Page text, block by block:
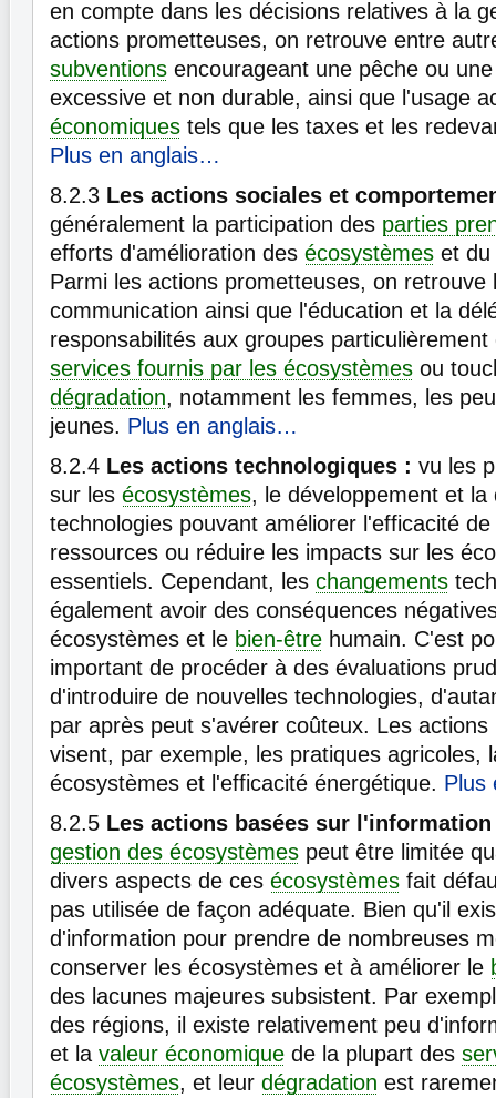
en compte dans les décisions relatives à la
actions prometteuses, on retrouve entre
subventions encourageant une pêche ou
excessive et non durable, ainsi que l'usage
économiques tels que les taxes et les
Plus en anglais…
8.2.3 Les actions sociales et
généralement la participation des parties
efforts d'amélioration des écosystèmes et du
Parmi les actions prometteuses, on retrouve
communication ainsi que l'éducation et la
responsabilités aux groupes
services fournis par les écosystèmes ou
dégradation, notamment les femmes, les
jeunes. Plus en anglais…
8.2.4 Les actions technologiques : vu les
sur les écosystèmes, le développement et la
technologies pouvant améliorer l'efficacité
ressources ou réduire les impacts sur les
essentiels. Cependant, les changements
également avoir des conséquences
écosystèmes et le bien-être humain. C'est
important de procéder à des évaluations
d'introduire de nouvelles technologies,
par après peut s'avérer coûteux. Les
visent, par exemple, les pratiques agricoles,
écosystèmes et l'efficacité énergétique. Plus
8.2.5 Les actions basées sur
gestion des écosystèmes peut être limitée
divers aspects de ces écosystèmes fait
pas utilisée de façon adéquate. Bien qu'il
d'information pour prendre de nombreuses
conserver les écosystèmes et à améliorer le
des lacunes majeures subsistent. Par
des régions, il existe relativement peu
et la valeur économique de la plupart des
écosystèmes, et leur dégradation est